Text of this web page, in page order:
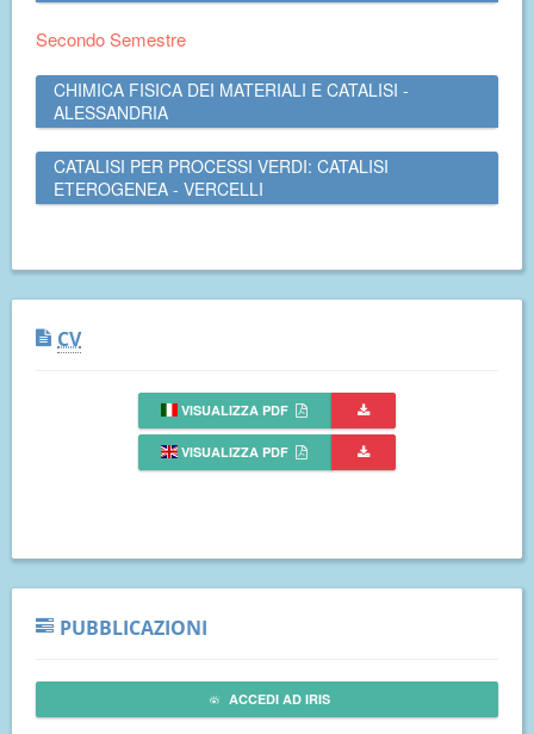
Secondo Semestre
CHIMICA FISICA DEI MATERIALI E CATALISI -
ALESSANDRIA
CATALISI PER PROCESSI VERDI: CATALISI
ETEROGENEA - VERCELLI
CV
VISUALIZZA PDF
VISUALIZZA PDF
PUBBLICAZIONI
ACCEDI AD IRIS